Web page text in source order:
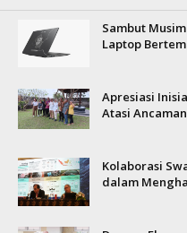
Sambut
Laptop
Apresiasi
Atasi
Kolaborasi
dalam